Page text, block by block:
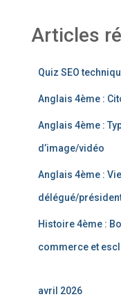
Articles
Quiz SEO
Anglais 4ème :
Anglais 4ème :
d’image/vidéo
Anglais 4ème :
délégué/
Histoire 4ème :
commerce et
avril 2026